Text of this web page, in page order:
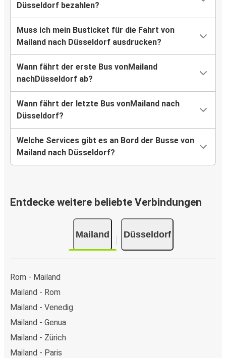
Düsseldorf bezahlen?
Muss ich mein Busticket für die Fahrt von
Mailand nach Düsseldorf ausdrucken?
Wann fährt der erste Bus vonMailand
nachDüsseldorf ab?
Wann fährt der letzte Bus vonMailand nach
Düsseldorf?
Welche Services gibt es an Bord der Busse von
Mailand nach Düsseldorf?
Entdecke weitere beliebte Verbindungen
Mailand Düsseldorf
Rom - Mailand
Mailand - Rom
Mailand - Venedig
Mailand - Genua
Mailand - Zürich
Mailand - Paris